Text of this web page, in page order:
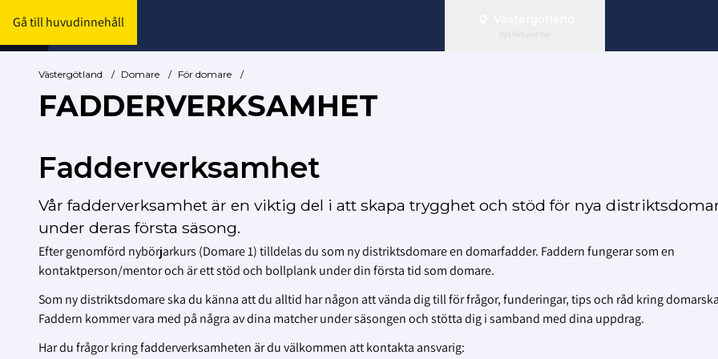
Gå till huvudinnehåll
Byt förbund här
Västergötland / Domare / För domare /
FADDERVERKSAMHET
Fadderverksamhet
Vår fadderverksamhet är en viktig del i att skapa trygghet och stöd för nya
under deras första säsong.
Efter genomförd nybörjarkurs (Domare 1) tilldelas du som ny distriktsdomare en domarfadder. Faddern fungerar som en
kontaktperson/mentor och är ett stöd och bollplank under din första tid som domare.
Som ny distriktsdomare ska du känna att du alltid har någon att vända dig till för frågor, funderingar, tips och råd kring
Faddern kommer vara med på några av dina matcher under säsongen och stötta dig i samband med dina uppdrag.
Har du frågor kring fadderverksamheten är du välkommen att kontakta ansvarig: